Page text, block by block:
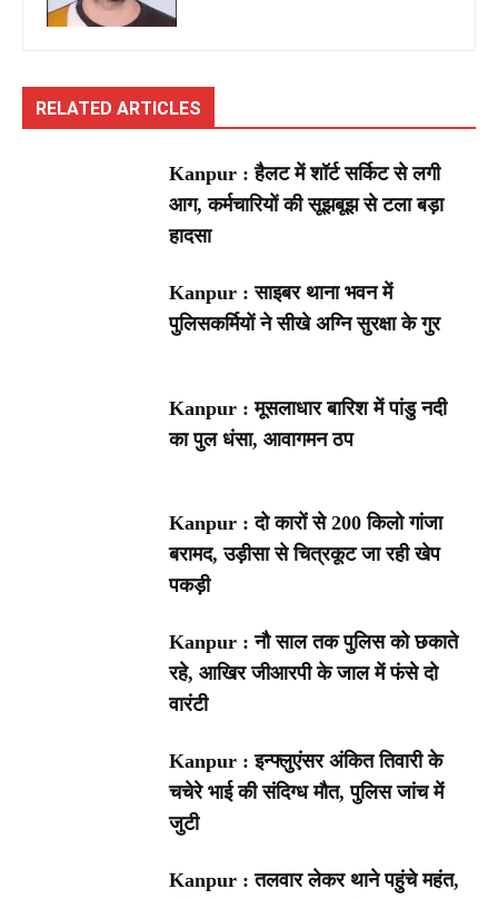
RELATED ARTICLES
Kanpur : हैलट में शॉर्ट सर्किट से लगी
आग, कर्मचारियों की सूझबूझ से टला बड़ा
हादसा
Kanpur : साइबर थाना भवन में
पुलिसकर्मियों ने सीखे अग्नि सुरक्षा के गुर
Kanpur : मूसलाधार बारिश में पांडु नदी
का पुल धंसा, आवागमन ठप
Kanpur : दो कारों से 200 किलो गांजा
बरामद, उड़ीसा से चित्रकूट जा रही खेप
पकड़ी
Kanpur : नौ साल तक पुलिस को छकाते
रहे, आखिर जीआरपी के जाल में फंसे दो
वारंटी
Kanpur : इन्फ्लुएंसर अंकित तिवारी के
चचेरे भाई की संदिग्ध मौत, पुलिस जांच में
जुटी
Kanpur : तलवार लेकर थाने पहुंचे महंत,